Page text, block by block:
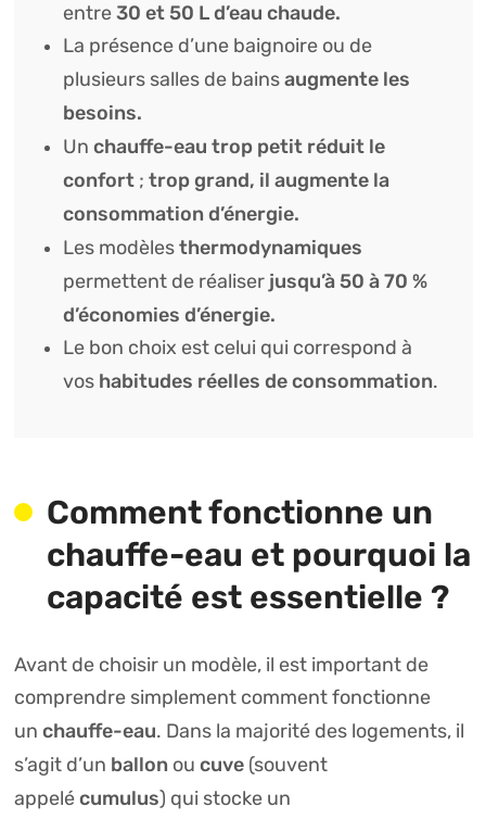
entre30 et 50 L d’eau chaude.
La présence d’une baignoire ou de
plusieurs salles de bainsaugmente les
besoins.
Un chauffe-eau trop petit réduit le
confort; trop grand, il augmente la
consommation d’énergie.
Les modèlesthermodynamiques
permettent de réaliser jusqu’à 50 à 70 %
d’économies d’énergie.
Le bon choix est celui qui correspond à
vos habitudes réelles de consommation.
Comment fonctionne un
chauffe-eau et pourquoi la
capacité est essentielle ?
Avant de choisir un modèle, il est important de
comprendre simplement comment fonctionne
un chauffe-eau. Dans la majorité des logements, il
s’agit d’un ballonou cuve(souvent
appelécumulus) qui stocke un